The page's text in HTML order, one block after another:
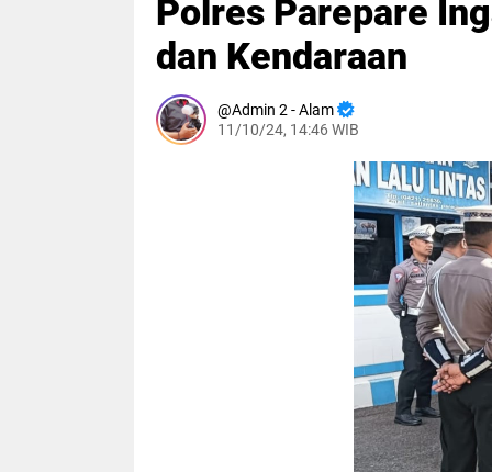
Polres Parepare
dan Kendaraan
Admin 2 - Alam
11/10/24, 14:46 WIB